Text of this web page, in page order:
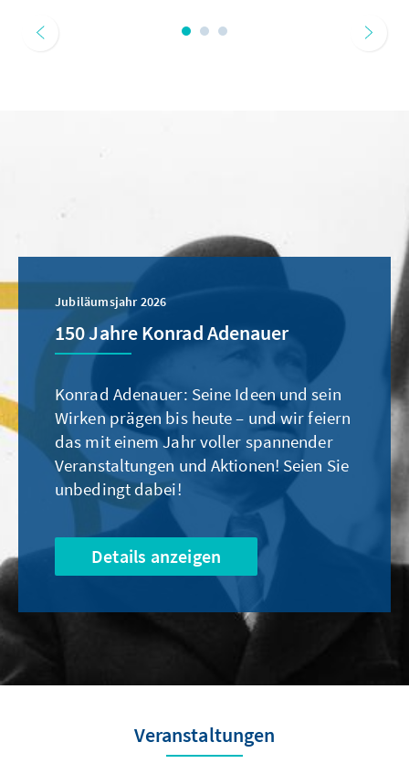
Jubiläumsjahr 2026
150 Jahre Konrad Adenauer
Konrad Adenauer: Seine Ideen und sein
Wirken prägen bis heute – und wir feiern
das mit einem Jahr voller spannender
Veranstaltungen und Aktionen! Seien Sie
unbedingt dabei!
Details anzeigen
Veranstaltungen